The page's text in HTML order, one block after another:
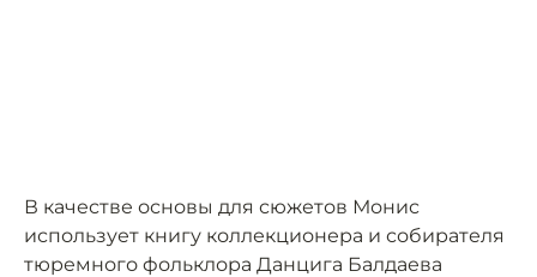
В качестве основы для сюжетов Монис
использует книгу коллекционера и собирателя
тюремного фольклора Данцига Балдаева